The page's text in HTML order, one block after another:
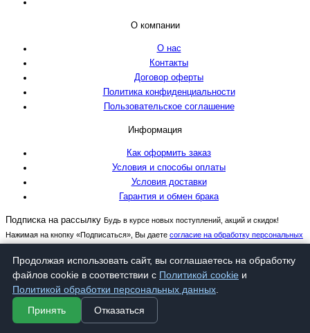
Продолжая использовать сайт, вы соглашаетесь на обработку
файлов cookie в соответствии с Политикой cookie и
Политикой обработки персональных данных
Принять
Отказаться
О компании
О нас
Контакты
Договор оферты
Политика конфиденциальности
Пользовательское соглашение
Информация
Как оформить заказ
Условия и способы оплаты
Условия доставки
Гарантия и обмен брака
Подписка на рассылку Будь в курсе новых поступлений, акций и скидок!
Нажимая на кнопку «Подписаться», Вы даете согласие на обработку персональных
Подписаться
ИП : ГАВРИЛОВ ВАДИМ АНАТОЛЬЕВИЧ
ИНН : 616511074101